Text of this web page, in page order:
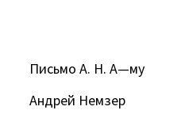
Письмо А. Н. А—му
Андрей Немзер